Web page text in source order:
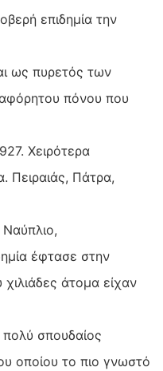
επιδημία την
ως πυρετός των
πόνου που
Χειρότερα
Πειραιάς, Πάτρα,
Ναύπλιο,
έφτασε στην
άτομα είχαν
σπουδαίος
οποίου το πιο γνωστό